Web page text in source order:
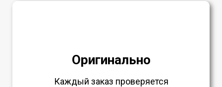
Оригинально
Каждый заказ проверяется